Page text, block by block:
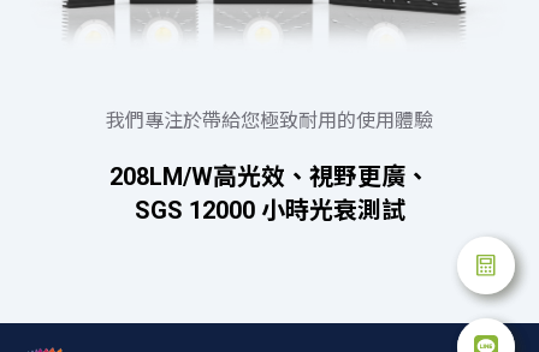
我們專注於帶給您極致耐用的使用體驗
208LM/W高光效、視野更廣、
SGS 12000 小時光衰測試